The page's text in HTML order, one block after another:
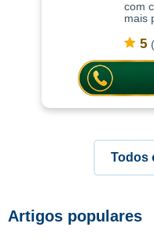
com
mais
5
Todos
Artigos populares